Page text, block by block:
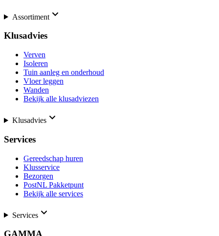
Assortiment
Klusadvies
Verven
Isoleren
Tuin aanleg en onderhoud
Vloer leggen
Wanden
Bekijk alle klusadviezen
Klusadvies
Services
Gereedschap huren
Klusservice
Bezorgen
PostNL Pakketpunt
Bekijk alle services
Services